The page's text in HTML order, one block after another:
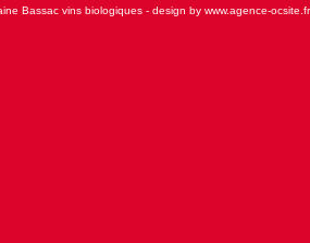
Bassac vins biologiques - design by www.agence-ocsite.fr